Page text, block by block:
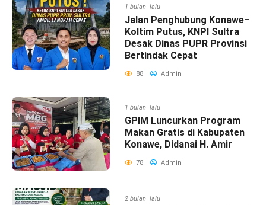
1 bulan lalu
Jalan Penghubung Konawe–
Koltim Putus, KNPI Sultra
Desak Dinas PUPR Provinsi
Bertindak Cepat
88 Admin
1 bulan lalu
GPIM Luncurkan Program
Makan Gratis di Kabupaten
Konawe, Didanai H. Amir
78 Admin
2 bulan lalu